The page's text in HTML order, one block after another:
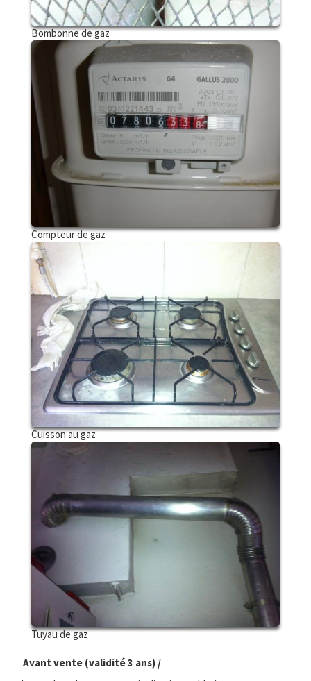
Bombonne de gaz
Compteur de gaz
Cuisson au gaz
Tuyau de gaz
Avant vente (validité 3 ans) /